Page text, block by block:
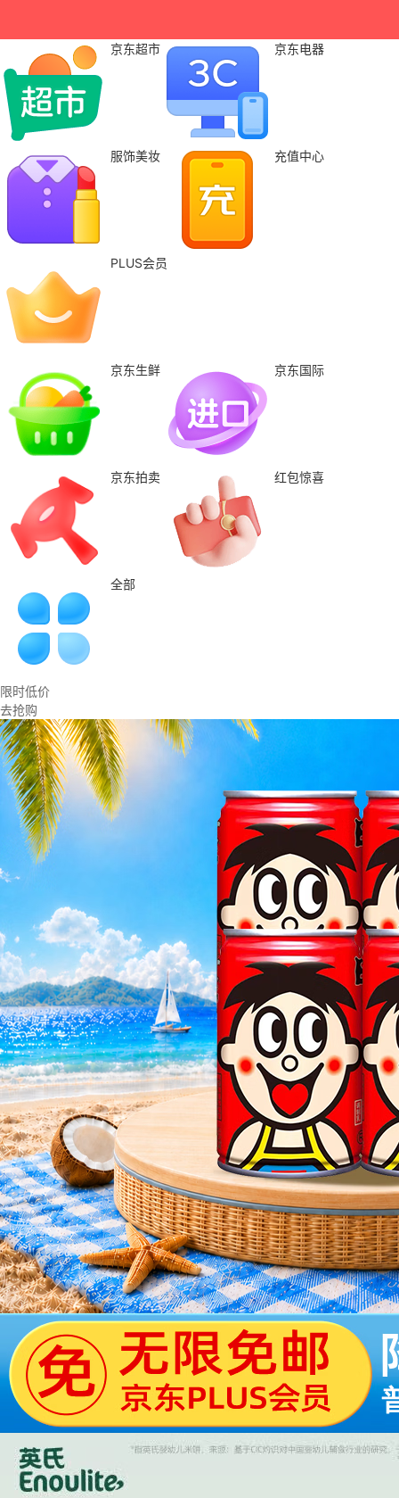
京东超市 京东电器
服饰美妆 充值中心
PLUS会员
京东生鲜 京东国际
京东拍卖 红包惊喜
全部
限时低价
去抢购